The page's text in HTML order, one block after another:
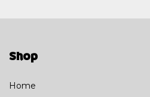
Shop
Home